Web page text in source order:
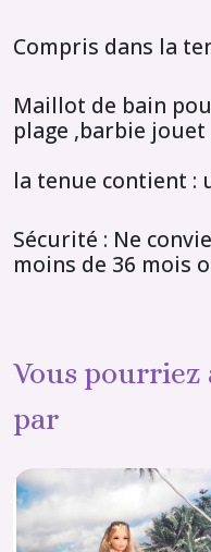
Compris dans la
Maillot de bain
plage ,barbie
la tenue contient :
Sécurité : Ne
moins de 36 mois
Vous pourriez
par